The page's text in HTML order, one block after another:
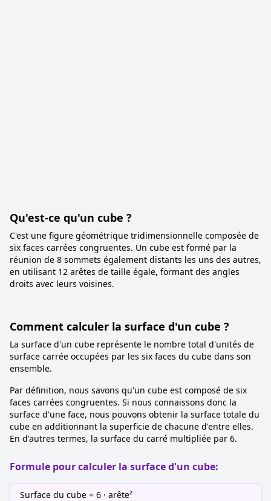
Qu'est-ce qu'un cube ?
C'est une figure géométrique tridimensionnelle composée de
six faces carrées congruentes. Un cube est formé par la
réunion de 8 sommets également distants les uns des autres,
en utilisant 12 arêtes de taille égale, formant des angles
droits avec leurs voisines.
Comment calculer la surface d'un cube ?
La surface d'un cube représente le nombre total d'unités de
surface carrée occupées par les six faces du cube dans son
ensemble.
Par définition, nous savons qu'un cube est composé de six
faces carrées congruentes. Si nous connaissons donc la
surface d'une face, nous pouvons obtenir la surface totale du
cube en additionnant la superficie de chacune d'entre elles.
En d'autres termes, la surface du carré multipliée par 6.
Formule pour calculer la surface d'un cube:
Surface du cube = 6 · arête²